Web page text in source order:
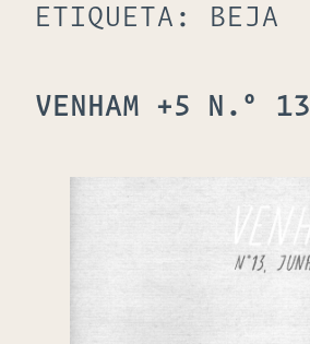
ETIQUETA: BEJA
VENHAM +5 N.º 13